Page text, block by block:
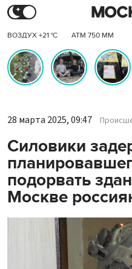
ВОЗДУХ +21 °C АТМ 750 ММ
28 марта 2025, 09:47
Силовики
подорвать
Москве